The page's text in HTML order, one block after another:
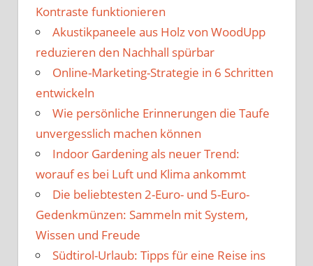
Kontraste funktionieren
Akustikpaneele aus Holz von WoodUpp
reduzieren den Nachhall spürbar
Online-Marketing-Strategie in 6 Schritten
entwickeln
Wie persönliche Erinnerungen die Taufe
unvergesslich machen können
Indoor Gardening als neuer Trend:
worauf es bei Luft und Klima ankommt
Die beliebtesten 2-Euro- und 5-Euro-
Gedenkmünzen: Sammeln mit System,
Wissen und Freude
Südtirol-Urlaub: Tipps für eine Reise ins